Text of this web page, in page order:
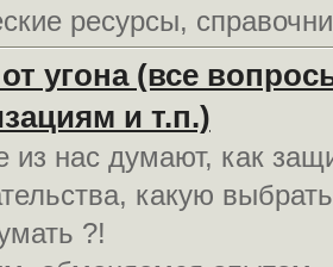
ресурсы,
угона (все
и т.п.)
из нас думают, как
какую
?!